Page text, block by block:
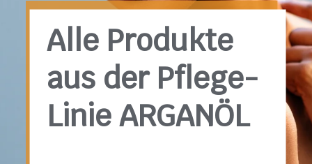
Alle Produkte
aus der Pflege-
Linie ARGANÖL